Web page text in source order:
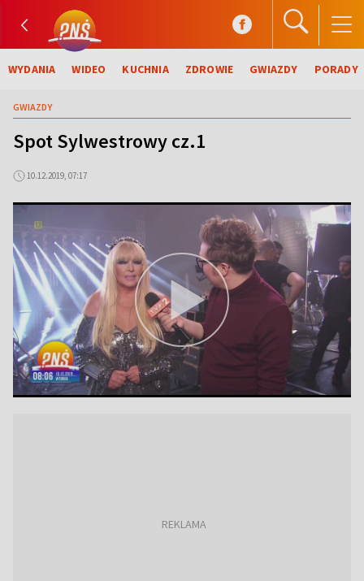
WYDANIA WIDEO KUCHNIA ZDROWIE GWIAZDY PORADY
GWIAZDY
Spot Sylwestrowy cz.1
10.12.2019, 07:17